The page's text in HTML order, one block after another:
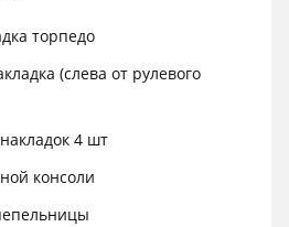
торпедо
(слева от рулевого
4 шт
консоли